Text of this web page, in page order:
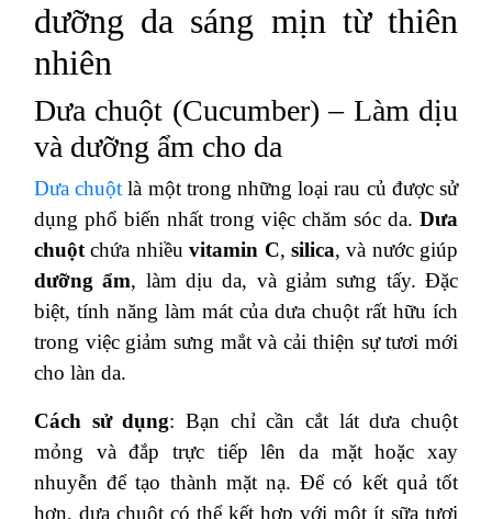
dưỡng da sáng mịn từ thiên
nhiên
Dưa chuột (Cucumber) – Làm dịu
và dưỡng ẩm cho da
Dưa chuột là một trong những loại rau củ được sử
dụng phổ biến nhất trong việc chăm sóc da. Dưa
chuột chứa nhiềuvitamin C, silica, và nước giúp
dưỡng ẩm, làm dịu da, và giảm sưng tấy. Đặc
biệt, tính năng làm mát của dưa chuột rất hữu ích
trong việc giảm sưng mắt và cải thiện sự tươi mới
cho làn da.
Cách sử dụng: Bạn chỉ cần cắt lát dưa chuột
mỏng và đắp trực tiếp lên da mặt hoặc xay
nhuyễn để tạo thành mặt nạ. Để có kết quả tốt
hơn, dưa chuột có thể kết hợp với một ít sữa tươi